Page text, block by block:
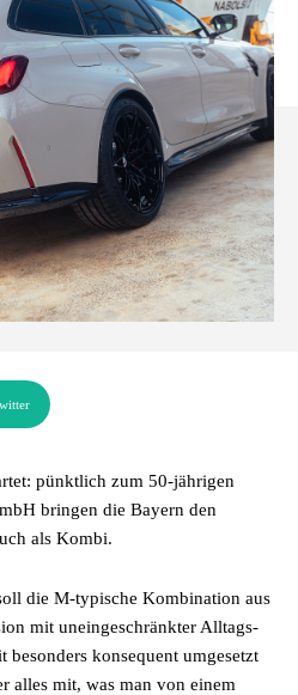
pünktlich zum 50-jährigen
bringen die Bayern den
als Kombi.
die M-typische Kombination aus
mit uneingeschränkter Alltags-
konsequent umgesetzt
alles mit, was man von einem